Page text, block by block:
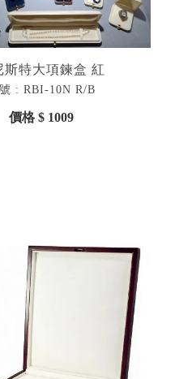
斯特大項鍊盒 紅
: RBI-10N R/B
價格 $ 1009